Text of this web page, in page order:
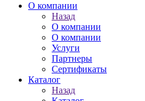
О компании
Назад
О компании
О компании
Услуги
Партнеры
Сертификаты
Каталог
Назад